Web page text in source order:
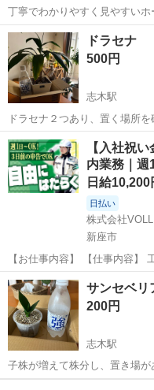
丁寧でわかりやすく見やすい
シなども作ります。お気軽にご
埼玉 新座市 新座駅
ドラセナ
500円
志木駅
ドラセナ２つあり、置く場所を
網と鉢底石、観葉植物用の土
ァンプをいれてます。
埼玉 新座市 志木駅
【入社祝
内業務｜
日給10,200
日払い
新座市
【お仕事内容】 【仕事内容】
などをお願いします！ 経験・
は必ず面接します★ ＜給与＞ 日給10,200円～11,700円 ┗一律手当含
む ?交通費...
埼玉 新座市
サンセベ
200円
志木駅
子株が増えて株分し、置き場があ
な鉢に入れてます。 下には網